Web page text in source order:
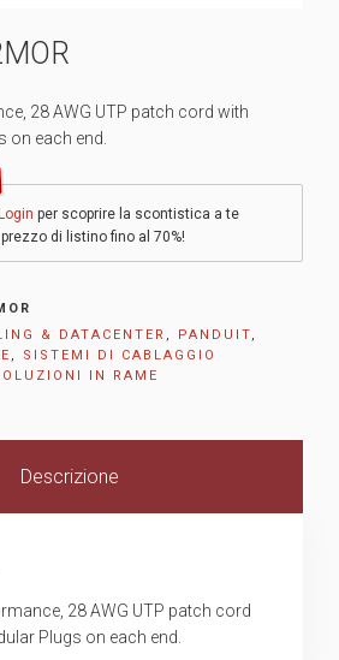
28 AWG UTP patch cord with
on each end.
Login per scoprire la scontistica a te
di listino fino al 70%!
& DATACENTER , PANDUIT,
, SISTEMI DI CABLAGGIO
IN RAME
Descrizione
28 AWG UTP patch cord
Plugs on each end.